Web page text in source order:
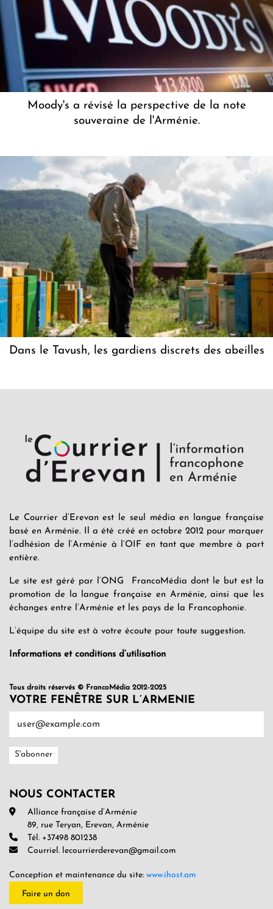
Moody's a révisé la perspective de la note
souveraine de l'Arménie.
Dans le Tavush, les gardiens discrets des abeilles
Le Courrier d’Erevan est le seul média en langue française
basé en Arménie. Il a été créé en octobre 2012 pour marquer
l’adhésion de l’Arménie à l’OIF en tant que membre à part
entière.
Le site est géré par l’ONG FrancoMédia dont le but est la
promotion de la langue française en Arménie, ainsi que les
échanges entre l’Arménie et les pays de la Francophonie.
L’équipe du site est à votre écoute pour toute suggestion.
Informations et conditions d’utilisation
Tous droits réservés © FrancoMédia 2012-2025
VOTRE FENÊTRE SUR L’ARMENIE
NOUS CONTACTER
Alliance française d’Arménie
89, rue Teryan, Erevan, Arménie
Tél. +37498 801238
Courriel. lecourrierderevan@gmail.com
Conception et maintenance du site: www.ihost.am
Faire un don